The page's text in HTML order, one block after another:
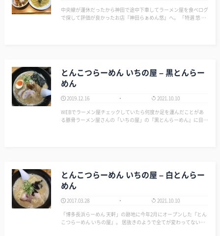
中央線が運休だったから神田で途中下車してラーメン屋を食べログ
で探して評価が良かったお店『神田らぁめん悠』へ。 「特選 悠 ざ
とんこつらーめん いちの屋 – 黒とんらー
めん
2019.12.16
2021.10.10
WEBでラーメン屋チェックしていたら何度か足を運んだことがあ
る豚骨ラーメン屋さんの「いちの屋」の『黒とんらーめん』に目が
とんこつらーめん いちの屋 – 白とんらー
めん
2017.03.28
2021.10.10
「博多長浜らーめん 天軒」の跡地に今年2月にオープンした『とん
こつらーめん いちの屋』。 居抜きのようで全てが変わってないよ